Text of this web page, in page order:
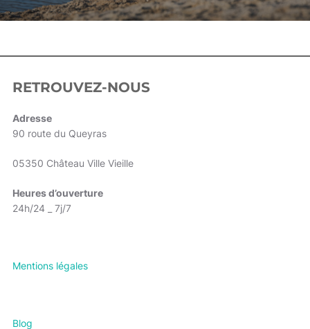
RETROUVEZ-NOUS
Adresse
90 route du Queyras
05350 Château Ville Vieille
Heures d’ouverture
24h/24 _ 7j/7
Mentions légales
Blog